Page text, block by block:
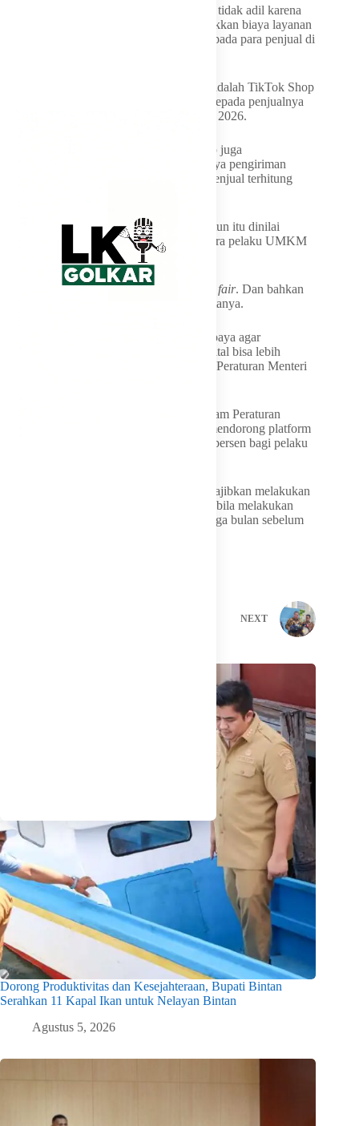
oleh pelaku UMKM di lokapasar terbilang tidak adil karena
para PSE lokapasar dengan sepihak menaikkan biaya layanan
tanpa adanya sosialisasi terlebih dahulu kepada para penjual di
Salah satu yang ramai dibahas contohnya adalah TikTok Shop
yang diketahui menaikkan biaya layanan kepada penjualnya
dalam banyak komponen terhitung 18 Mei 2026.
Tidak lama dari aksi tersebut, TikTok Shop juga
mengumumkan mereka membebankan biaya pengiriman
untuk pengembalian barang kepada para penjual terhitung
Kenaikan harga biaya layanan yang beruntun itu dinilai
sebagai suatu bentuk ketidakadilan bagi para pelaku UMKM
“Saya pikir hal-hal seperti ini yang enggak fair. Dan bahkan
,” katanya.
Maka dari itu, pihaknya saat ini terus berupaya agar
perlindungan kepada UMKM di ranah digital bisa lebih
optimal salah satunya dengan menyiapkan Peraturan Menteri
Adapun beberapa hal yang akan diatur dalam Peraturan
Menteri tersebut menurut Maman adalah mendorong platform
memberi diskon biaya layanan sebesar 50 persen bagi pelaku
Selanjutnya, para platform digital juga diwajibkan melakukan
sosialisasi kepada para pelaku UMKM apabila melakukan
penyesuaian biaya layanan paling sedikit tiga bulan sebelum
NEXT
Dorong Produktivitas dan Kesejahteraan, Bupati Bintan
Serahkan 11 Kapal Ikan untuk Nelayan Bintan
Agustus 5, 2026